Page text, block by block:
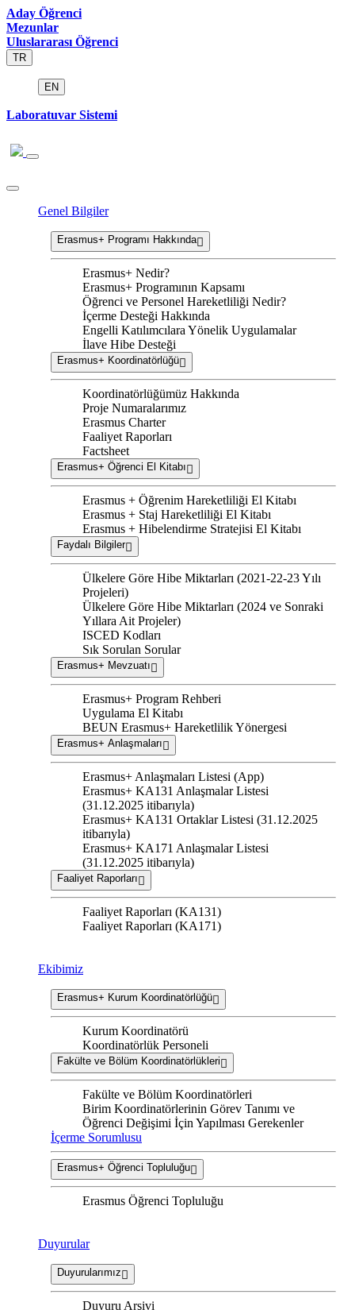
Aday Öğrenci
Mezunlar
Uluslararası Öğrenci
TR
EN
Laboratuvar Sistemi
Genel Bilgiler
Erasmus+ Programı Hakkında
Erasmus+ Nedir?
Erasmus+ Programının Kapsamı
Öğrenci ve Personel Hareketliliği Nedir?
İçerme Desteği Hakkında
Engelli Katılımcılara Yönelik Uygulamalar
İlave Hibe Desteği
Erasmus+ Koordinatörlüğü
Koordinatörlüğümüz Hakkında
Proje Numaralarımız
Erasmus Charter
Faaliyet Raporları
Factsheet
Erasmus+ Öğrenci El Kitabı
Erasmus + Öğrenim Hareketliliği El Kitabı
Erasmus + Staj Hareketliliği El Kitabı
Erasmus + Hibelendirme Stratejisi El Kitabı
Faydalı Bilgiler
Ülkelere Göre Hibe Miktarları (2021-22-23 Yılı
Projeleri)
Ülkelere Göre Hibe Miktarları (2024 ve Sonraki
Yıllara Ait Projeler)
ISCED Kodları
Sık Sorulan Sorular
Erasmus+ Mevzuatı
Erasmus+ Program Rehberi
Uygulama El Kitabı
BEUN Erasmus+ Hareketlilik Yönergesi
Erasmus+ Anlaşmaları
Erasmus+ Anlaşmaları Listesi (App)
Erasmus+ KA131 Anlaşmalar Listesi
(31.12.2025 itibarıyla)
Erasmus+ KA131 Ortaklar Listesi (31.12.2025
itibarıyla)
Erasmus+ KA171 Anlaşmalar Listesi
(31.12.2025 itibarıyla)
Faaliyet Raporları
Faaliyet Raporları (KA131)
Faaliyet Raporları (KA171)
Ekibimiz
Erasmus+ Kurum Koordinatörlüğü
Kurum Koordinatörü
Koordinatörlük Personeli
Fakülte ve Bölüm Koordinatörlükleri
Fakülte ve Bölüm Koordinatörleri
Birim Koordinatörlerinin Görev Tanımı ve
Öğrenci Değişimi İçin Yapılması Gerekenler
İçerme Sorumlusu
Erasmus+ Öğrenci Topluluğu
Erasmus Öğrenci Topluluğu
Duyurular
Duyurularımız
Duyuru Arşivi